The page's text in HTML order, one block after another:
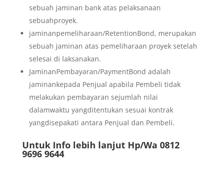
sebuah jaminan bank atas pelaksanaan
sebuahproyek.
jaminanpemeliharaan/RetentionBond, merupakan
sebuah jaminan atas pemeliharaan proyek setelah
selesai di laksanakan.
JaminanPembayaran/PaymentBond adalah
jaminankepada Penjual apabila Pembeli tidak
melakukan pembayaran sejumlah nilai
dalamwaktu yangditentukan sesuai kontrak
yangdisepakati antara Penjual dan Pembeli.
Untuk Info lebih lanjut Hp/Wa 0812
9696 9644